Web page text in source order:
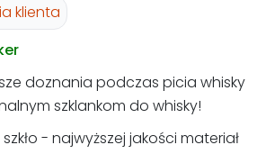
klienta
doznania podczas picia whisky
szklankom do whisky!
szkło - najwyższej jakości materiał